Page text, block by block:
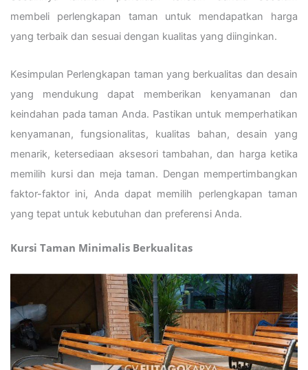
membeli perlengkapan taman untuk mendapatkan harga
yang terbaik dan sesuai dengan kualitas yang diinginkan.
Kesimpulan Perlengkapan taman yang berkualitas dan desain
yang mendukung dapat memberikan kenyamanan dan
keindahan pada taman Anda. Pastikan untuk memperhatikan
kenyamanan, fungsionalitas, kualitas bahan, desain yang
menarik, ketersediaan aksesori tambahan, dan harga ketika
memilih kursi dan meja taman. Dengan mempertimbangkan
faktor-faktor ini, Anda dapat memilih perlengkapan taman
yang tepat untuk kebutuhan dan preferensi Anda.
Kursi Taman Minimalis Berkualitas